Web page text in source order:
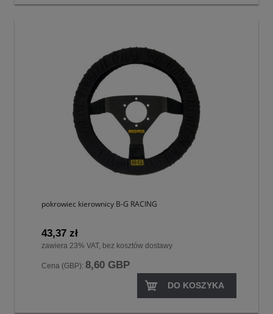
pokrowiec kierownicy B-G RACING
43,37 zł
zawiera 23% VAT, bez kosztów dostawy
Cena (GBP): 8,60 GBP
DO KOSZYKA